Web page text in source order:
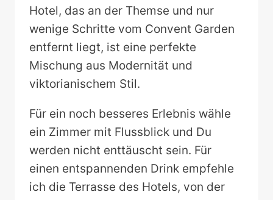
Hotel, das an der Themse und nur
wenige Schritte vom Convent Garden
entfernt liegt, ist eine perfekte
Mischung aus Modernität und
viktorianischem Stil.
Für ein noch besseres Erlebnis wähle
ein Zimmer mit Flussblick und Du
werden nicht enttäuscht sein. Für
einen entspannenden Drink empfehle
ich die Terrasse des Hotels, von der